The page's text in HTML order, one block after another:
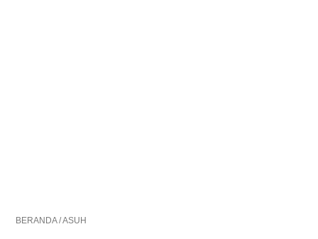
BERANDA /ASUH